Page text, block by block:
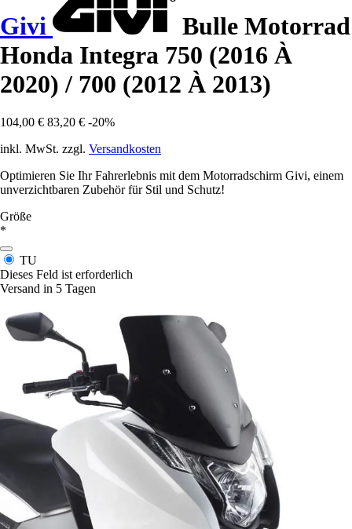
Givi
Bulle Motorrad
Honda Integra 750 (2016 À
2020) / 700 (2012 À 2013)
104,00 € 83,20 € -20%
inkl. MwSt. zzgl. Versandkosten
Optimieren Sie Ihr Fahrerlebnis mit dem Motorradschirm Givi, einem
unverzichtbaren Zubehör für Stil und Schutz!
Größe
*
TU
Dieses Feld ist erforderlich
Versand in 5 Tagen